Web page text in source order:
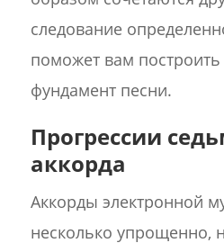
следование
поможет вам
фундамент песни.
Прогрессии
аккорда
Аккорды электронной
несколько упрощенно,